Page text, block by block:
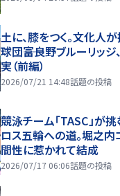
土に、膝をつく。文化人
球団――富良野ブルーリッ
実（前編）
2026/07/21 14:48話題の投稿
競泳チーム「TASC」が
ロス五輪への道。堀之
間性に惹かれて結成
2026/07/17 06:06話題の投稿